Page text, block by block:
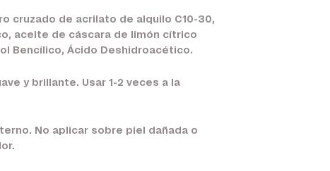
cruzado de acrilato de alquilo C10-30,
aceite de cáscara de limón cítrico
Bencílico, Ácido Deshidroacético.
y brillante. Usar 1-2 veces a la
No aplicar sobre piel dañada o